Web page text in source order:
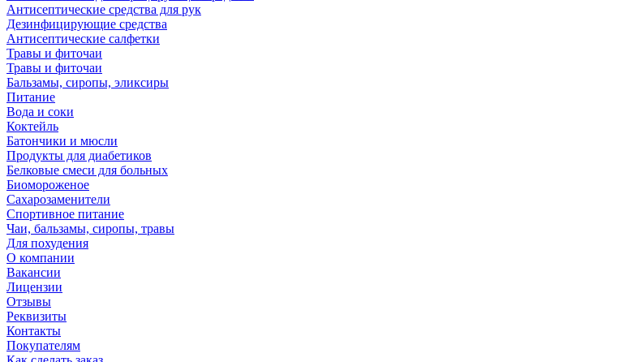
Антисептические средства для рук
Дезинфицирующие средства
Антисептические салфетки
Травы и фиточаи
Травы и фиточаи
Бальзамы, сиропы, эликсиры
Питание
Вода и соки
Коктейль
Батончики и мюсли
Продукты для диабетиков
Белковые смеси для больных
Биомороженое
Сахарозаменители
Спортивное питание
Чаи, бальзамы, сиропы, травы
Для похудения
О компании
Вакансии
Лицензии
Отзывы
Реквизиты
Контакты
Покупателям